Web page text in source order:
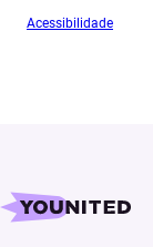
Acessibilidade